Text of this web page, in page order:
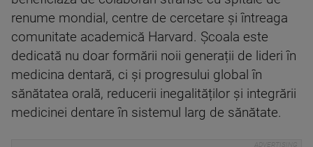
renume mondial, centre de cercetare și întreaga
comunitate academică Harvard. Școala este
dedicată nu doar formării noii generații de lideri în
medicina dentară, ci și progresului global în
sănătatea orală, reducerii inegalităților și integrării
medicinei dentare în sistemul larg de sănătate.